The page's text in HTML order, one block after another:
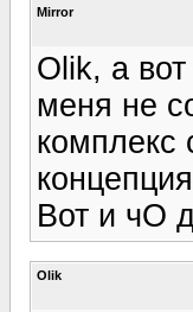
Mirror
Olik, а
меня не
комплекс
Вот и чО
Olik